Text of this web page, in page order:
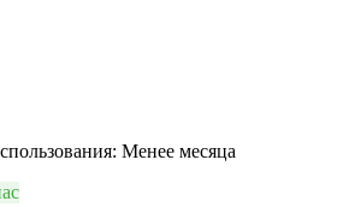
Менее месяца